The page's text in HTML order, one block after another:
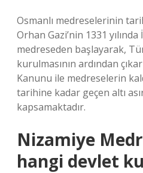
Osmanlı medreselerinin
Orhan Gazi’nin 1331
medreseden başlayarak,
kurulmasının ardından
Kanunu ile medreselerin
tarihine kadar geçen altı
kapsamaktadır.
Nizamiye
hangi devlet